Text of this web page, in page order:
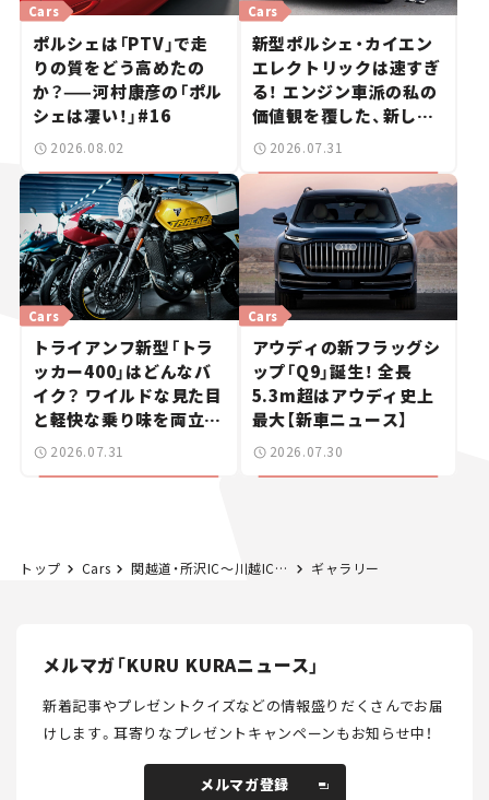
ポルシェは「PTV」で走
りの質をどう高めたの
か？——河村康彦の「ポル
シェは凄い！」#16
Cars
2026.08.02
新型ポルシェ・カイエン
エレクトリックは速すぎ
る！ エンジン車派の私の
価値観を覆した、新しい
ポルシェの走り。
Cars
2026.07.31
トライアンフ新型「トラ
ッカー400」はどんなバ
イク？ ワイルドな見た目
と軽快な乗り味を両立し
た400ccフラットトラッ
Cars
2026.07.31
アウディの新フラッグシ
ップ「Q9」誕生！ 全長
5.3m超はアウディ史上
最大【新車ニュース】
Cars
2026.07.30
トップ Cars 関越道・所沢IC～川越IC間、10月18日夜間通行止め。三芳PAも閉鎖。 ギャラリー
メルマガ「KURU KURAニュース」
新着記事やプレゼントクイズなどの情報盛りだくさんでお届
けします。耳寄りなプレゼントキャンペーンもお知らせ中！
メルマガ登録